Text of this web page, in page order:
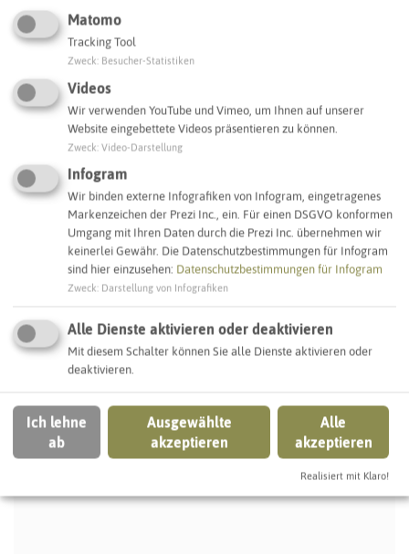
SCHLAGWORTE
So ordnen wir dieses Objekt ein
Krankenhaus Recklinghausen
RECKLINGHAUSEN
Matomo
Tracking Tool
Zweck Besucher-Statistiken
Videos
Wir verwenden YouTube und Vimeo, um Ihnen auf unserer
Website eingebettete Videos präsentieren zu können.
Zweck Video-Darstellung
Infogram
Wir binden externe Infografiken von Infogram, eingetragenes
Markenzeichen der Prezi Inc., ein. Für einen DSGVO konformen
Umgang mit Ihren Daten durch die Prezi Inc. übernehmen wir
keinerlei Gewähr. Die Datenschutzbestimmungen für Infogram
sind hier einzusehen: Datenschutzbestimmungen für Infogram
Zweck Darstellung von Infografiken
Alle Dienste aktivieren oder deaktivieren
Mit diesem Schalter können Sie alle Dienste aktivieren oder
deaktivieren.
Ich lehne
ab
Ausgewählte
akzeptieren
Alle
akzeptieren
Realisiert mit Klaro!